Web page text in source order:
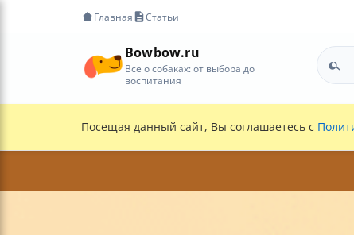
Главная Статьи
Bowbow.ru
Все о собаках: от выбора до
воспитания
Посещая данный сайт, Вы соглашаетесь с